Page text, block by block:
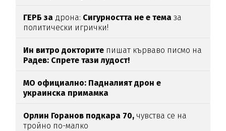
ГЕРБ за дрона: Сигурността не е темаза
политически игрички!
Ин витро докторите пишат кърваво писмо на
Радев: Спрете тази лудост!
МО официално: Падналият дрон е
украинска примамка
Орлин Горанов подкара 70, чувства се на
тройно по-малко